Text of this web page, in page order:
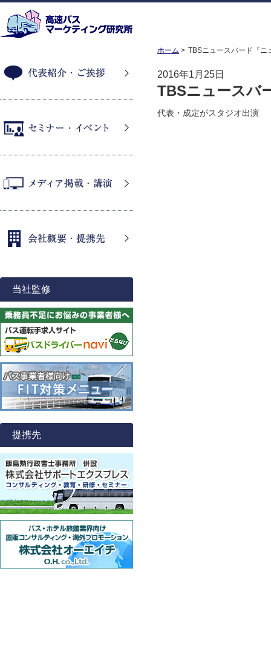
ホーム TBSニュースバード『ニ
2016年1月25日
TBSニュースバ
代表・成定がスタジオ出演
当社監修
提携先